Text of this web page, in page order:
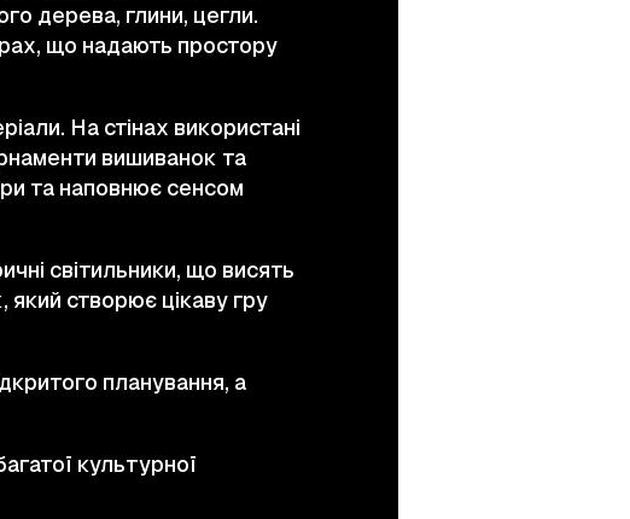
дерева, глини, цегли.
що надають простору
На стінах використані
вишиванок та
та наповнює сенсом
світильники, що висять
створює цікаву гру
планування, а
культурної